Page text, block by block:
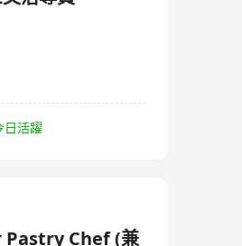
日活躍
Pastry Chef (兼